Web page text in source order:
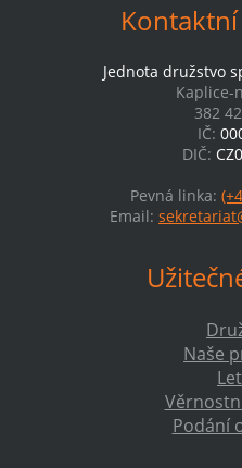
Jednota družstvo
Kaplice-
382
IČ:
DIČ:
Pevná linka:
Email:
Naše
Podání